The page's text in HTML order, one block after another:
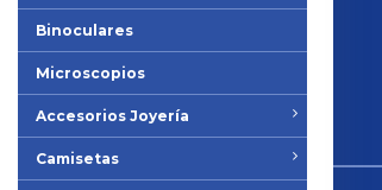
Binoculares
Microscopios
Accesorios Joyería
Camisetas